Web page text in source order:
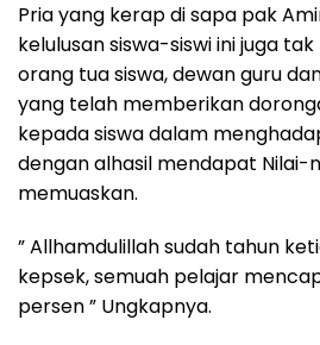
Pria yang kerap di sapa pak
kelulusan siswa-siswi ini juga
orang tua siswa, dewan guru
yang telah memberikan
kepada siswa dalam
dengan alhasil mendapat Nilai-
memuaskan.
” Allhamdulillah sudah tahun
kepsek, semuah pelajar
persen ” Ungkapnya.